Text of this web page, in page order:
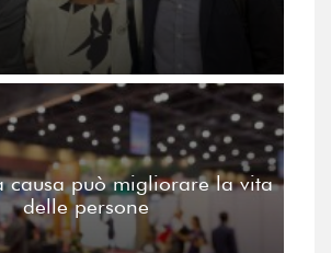
causa può migliorare la vita
delle persone